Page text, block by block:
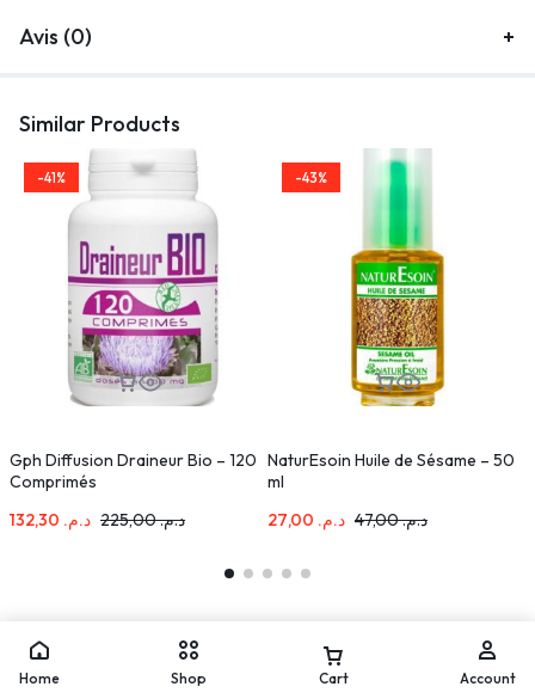
Avis (0)
Similar Products
-41%
Gph Diffusion Draineur Bio – 120
Comprimés
د.م.
د.م.225,00
-43%
NaturEsoin Huile de Sésame – 50
ml
د.م.
د.م.47,00
Home Shop Cart Account